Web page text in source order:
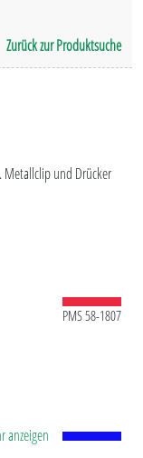
Zurück zur Produktsuche
Metallclip und Drücker
PMS 58-1807
anzeigen